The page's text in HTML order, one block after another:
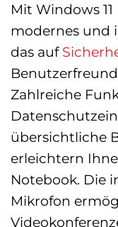
Mit Windows
modernes und
das auf
Zahlreiche
übersichtliche
erleichtern
Notebook. Die
Mikrofon